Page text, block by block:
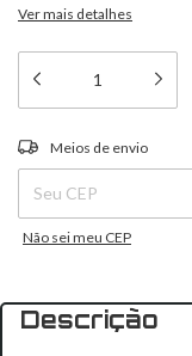
Ver mais detalhes
Entregas para o CEP:
Meios de envio
Não sei meu CEP
Descrição